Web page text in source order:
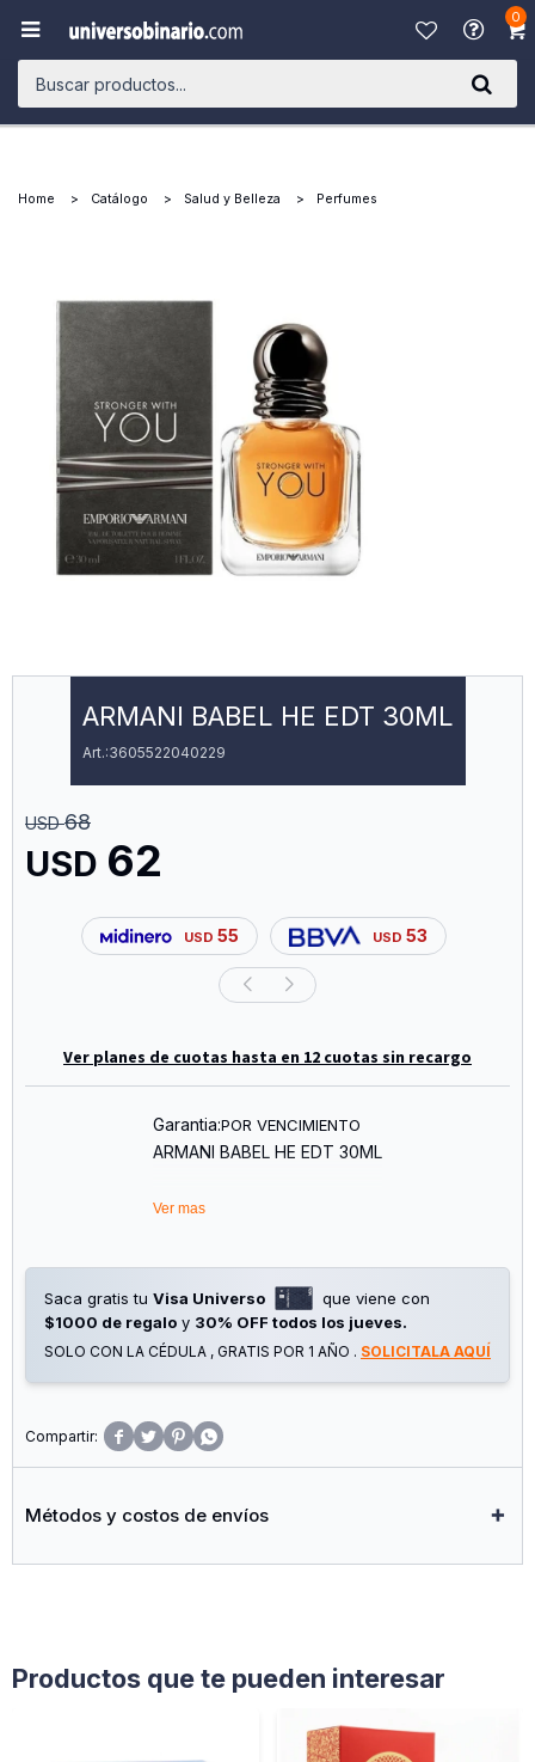
0

Home Catálogo Salud y Belleza Perfumes
ARMANI BABEL HE EDT 30ML
3605522040229
USD 62
USD 68
USD 55 USD 53
Ver planes de cuotas hasta en 12 cuotas sin recargo
Garantia:POR VENCIMIENTO
ARMANI BABEL HE EDT 30ML
Ver mas
Saca gratis tu Visa Universo
que viene con
$1000 de regalo y 30% OFF todos los jueves.
SOLO CON LA CÉDULA , GRATIS POR 1 AÑO . SOLICITALA AQUÍ
   
Métodos y costos de envíos
Productos que te pueden interesar